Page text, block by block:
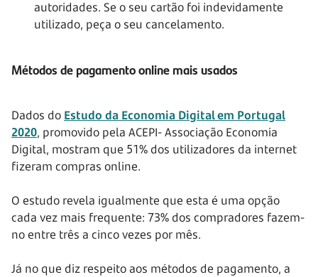
autoridades. Se o seu cartão foi indevidamente
utilizado, peça o seu cancelamento.
Métodos de pagamento online mais usados
Dados do Estudo da Economia Digital em Portugal
2020, promovido pela ACEPI- Associação Economia
Digital, mostram que 51% dos utilizadores da internet
fizeram compras online.
O estudo revela igualmente que esta é uma opção
cada vez mais frequente: 73% dos compradores fazem-
no entre três a cinco vezes por mês.
Já no que diz respeito aos métodos de pagamento, a